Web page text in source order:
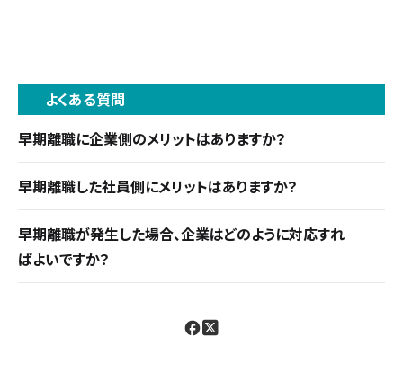
よくある質問
早期離職に企業側のメリットはありますか？
組織文化に合わない社員の離職で職場環境の改善
や既存社員のモチベーション向上につながる場合が
あります。ただし採用・育成コストの損失が伴うため
限定的なケースです。
早期離職した社員側にメリットはありますか？
職場ストレスからの解放や新たなキャリア探索の機
会が得られます。しかしキャリア停滞・転職活動への
悪影響・経済的不安も伴うため、早期離職の判断に
早期離職が発生した場合、企業はどのように対応すれ
ばよいですか？
ップが大切です。早期離職の発生リスクを採用の段